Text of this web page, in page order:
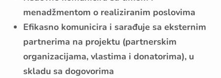
menadžmentom o realiziranim poslovima
Efikasno komunicira i sarađuje sa eksternim
partnerima na projektu (partnerskim
organizacijama, vlastima i donatorima), u
skladu sa dogovorima